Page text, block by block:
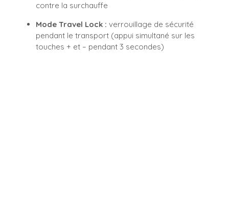
contre la surchauffe
Mode Travel Lock : verrouillage de sécurité
pendant le transport (appui simultané sur les
touches + et – pendant 3 secondes)